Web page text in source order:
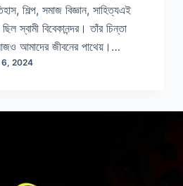
শিল্প, সমাজ বিজ্ঞান, সাহিত্যএই
স্বামী বিবেকানন্দর। তাঁর চিন্তা
আমাদের জীবনের পাথেয়।…
6, 2024